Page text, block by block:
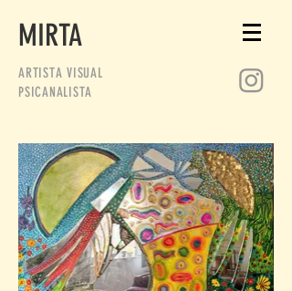
MIRTA
ARTISTA VISUAL
PSICANALISTA